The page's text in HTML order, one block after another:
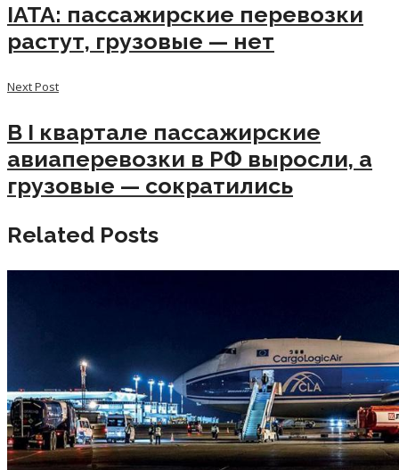
IATA: пассажирские перевозки
растут, грузовые — нет
Next Post
В I квартале пассажирские
авиаперевозки в РФ выросли, а
грузовые — сократились
Related Posts